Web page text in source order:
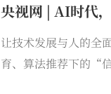
央视网 | AI时代
让技术发展与人的全
育、算法推荐下的“